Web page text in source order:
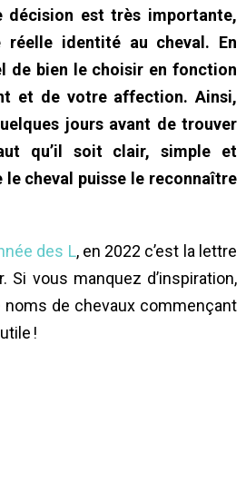
décision est très importante,
réelle identité au cheval. En
de bien le choisir en fonction
et de votre affection. Ainsi,
jours avant de trouver
qu’il soit clair, simple et
le cheval puisse le reconnaître
des L, en 2022 c’est la lettre
Si vous manquez d’inspiration,
noms de chevaux commençant
!